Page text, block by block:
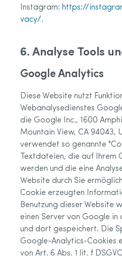
Instagram: https://
vacy/.
6. Analyse Tools
Google Analytics
Diese Website nutzt
Webanalysedienstes
die Google Inc., 1600
Mountain View, CA 94043,
verwendet so genannte
Textdateien, die auf Ihrem
werden und die eine
Website durch Sie
Cookie erzeugten
Benutzung dieser Website
einen Server von Google in
und dort gespeichert. Die
Google-Analytics-Cookies
von Art. 6 Abs. 1 lit. f